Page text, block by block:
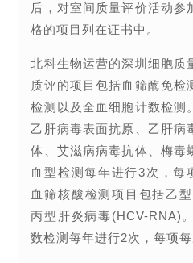
后，对室间质量评价活动参
格的项目列在证书中。
北科生物运营的深圳细胞质
质评的项目包括血筛酶免检
检测以及全血细胞计数检测
乙肝病毒表面抗原、乙肝病
体、艾滋病病毒抗体、梅毒
血型检测每年进行3次，每
血筛核酸检测项目包括乙
丙型肝炎病毒(HCV-RNA)
数检测每年进行2次，每项